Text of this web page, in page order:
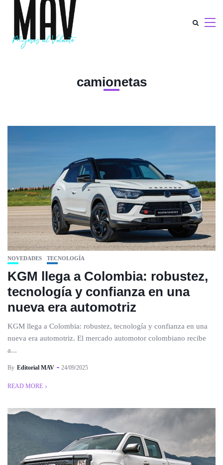
camionetas
NOVEDADES TECNOLOGÍA
KGM llega a Colombia: robustez,
tecnología y confianza en una
nueva era automotriz
KGM llega a Colombia: robustez, tecnología y confianza en una
nueva era automotriz. El mercado automotor colombiano recibe
a...
By Editorial MAV 24/09/2025
READ MORE